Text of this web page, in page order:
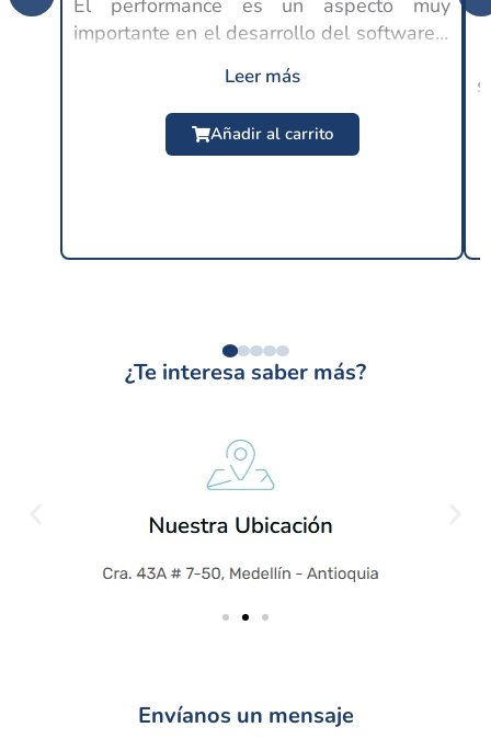
El performance es un aspecto muy
importante en el desarrollo del software y
usuario, ya que en este punto se espera
un buen rendimiento por parte de las
$24.99 USD
Leer más
Añadir al carrito
¿Te interesa saber más?
Envíanos un mensaje